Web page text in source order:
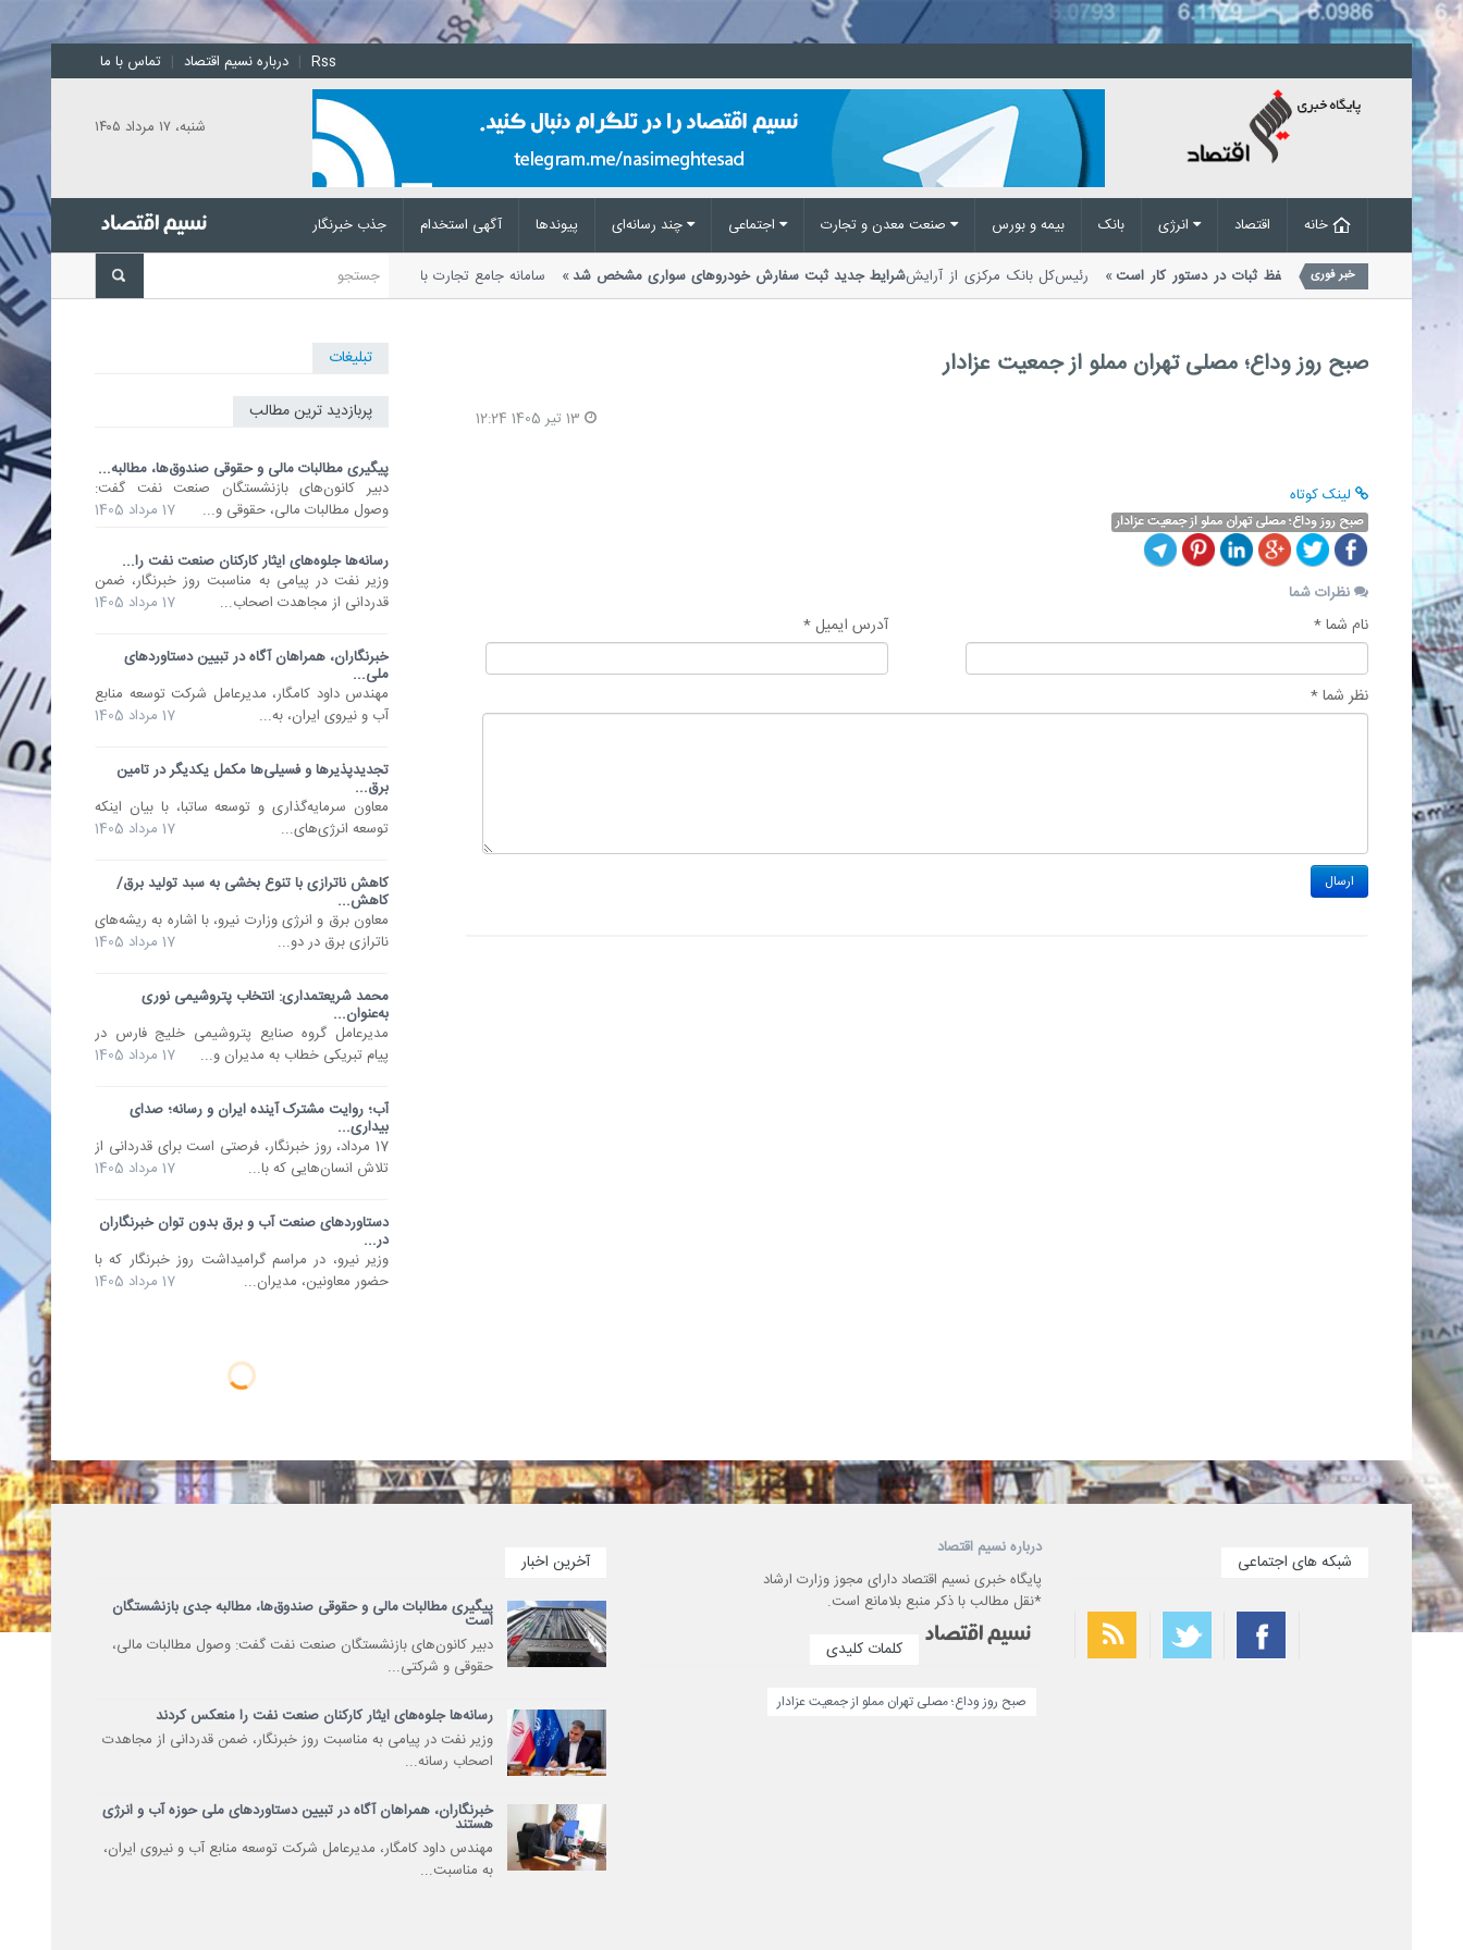
تماس با ما | درباره نسیم اقتصاد | Rss
شنبه، ۱۷ مرداد ۱۴۰۵
جذب خبرنگار آگهی استخدام پیوند‌ها بیمه و بورس بانک اقتصاد
خبر فوری شرایط جدید ثبت سفارش خودروهای سواری مشخص شد
سامانه جامع تجارت با اعلام شرایط جدید،
امکان ادامه فرایند برخی...
بانک مرکزی برای مهار تورم؛ حفظ ثبات در دستور کار است
رئیس‌کل بانک مرکزی از آرایش
مرکزی و اقدامات این بانک...
تبلیغات
پربازدید ترین مطالب
پیگیری مطالبات مالی و حقوقی صندوق‌ها، مطالبه...
دبیر کانون‌های بازنشستگان صنعت نفت گفت:
وصول مطالبات مالی، حقوقی و...
17 مرداد 1405
رسانه‌ها جلوه‌های ایثار کارکنان صنعت نفت را...
وزیر نفت در پیامی به مناسبت روز خبرنگار، ضمن
قدردانی از مجاهدت اصحاب...
17 مرداد 1405
خبرنگاران، همراهان آگاه در تبیین دستاوردهای
ملی...
مهندس داود کامگار، مدیرعامل شرکت توسعه منابع
آب و نیروی ایران، به...
17 مرداد 1405
تجدیدپذیرها و فسیلی‌ها مکمل یکدیگر در تامین
برق...
معاون سرمایه‌گذاری و توسعه ساتبا، با بیان اینکه
توسعه انرژی‌های...
17 مرداد 1405
کاهش ناترازی با تنوع بخشی به سبد تولید برق/
کاهش...
معاون برق و انرژی وزارت نیرو، با اشاره به ریشه‌های
ناترازی برق در دو...
17 مرداد 1405
محمد شریعتمداری: انتخاب پتروشیمی نوری
به‌عنوان...
مدیرعامل گروه صنایع پتروشیمی خلیج فارس در
پیام تبریکی خطاب به مدیران و...
17 مرداد 1405
آب؛ روایت مشترک آینده ایران و رسانه؛ صدای
بیداری...
17 مرداد، روز خبرنگار، فرصتی است برای قدردانی از
تلاش انسان‌هایی که با...
17 مرداد 1405
دستاوردهای صنعت آب و برق بدون توان خبرنگاران
در...
وزیر نیرو، در مراسم گرامیداشت روز خبرنگار که با
حضور معاونین، مدیران...
17 مرداد 1405
صبح روز وداع؛ مصلی تهران مملو از جمعیت عزادار
لینک کوتاه
صبح روز وداع؛ مصلی تهران مملو از جمعیت عزادار
نظرات شما
آدرس ایمیل * نام شما *
نظر شما *
آخرین اخبار
پیگیری مطالبات مالی و حقوقی صندوق‌ها، مطالبه جدی بازنشستگان
است
دبیر کانون‌های بازنشستگان صنعت نفت گفت: وصول مطالبات مالی،
حقوقی و شرکتی...
رسانه‌ها جلوه‌های ایثار کارکنان صنعت نفت را منعکس کردند
وزیر نفت در پیامی به مناسبت روز خبرنگار، ضمن قدردانی از مجاهدت
اصحاب رسانه...
خبرنگاران، همراهان آگاه در تبیین دستاوردهای ملی حوزه آب و انرژی
هستند
مهندس داود کامگار، مدیرعامل شرکت توسعه منابع آب و نیروی ایران،
به مناسبت...
درباره نسیم اقتصاد
پایگاه خبری نسیم اقتصاد دارای مجوز وزارت ارشاد
*نقل مطالب با ذکر منبع بلامانع است.
کلمات کلیدی
صبح روز وداع؛ مصلی تهران مملو از جمعیت عزادار
شبکه های اجتماعی